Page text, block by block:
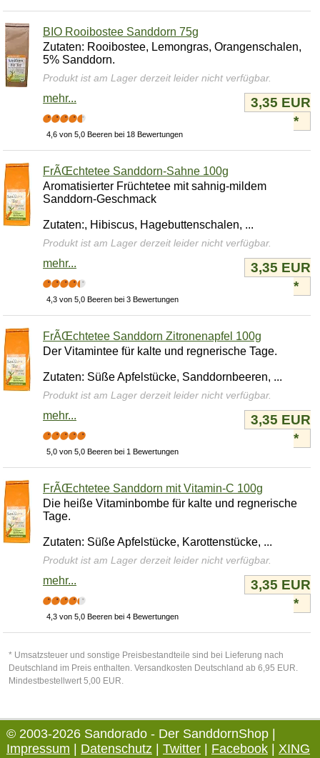
BIO Rooibostee Sanddorn 75g
Zutaten: Rooibostee, Lemongras, Orangenschalen,
5% Sanddorn.
Produkt ist am Lager derzeit leider nicht verfügbar.
mehr...
4,6 von 5,0 Beeren bei 18 Bewertungen
3,35 EUR
*
FrÃŒchtetee Sanddorn-Sahne 100g
Aromatisierter Früchtetee mit sahnig-mildem
Sanddorn-Geschmack
Zutaten:, Hibiscus, Hagebuttenschalen, ...
Produkt ist am Lager derzeit leider nicht verfügbar.
mehr...
4,3 von 5,0 Beeren bei 3 Bewertungen
3,35 EUR
*
FrÃŒchtetee Sanddorn Zitronenapfel 100g
Der Vitamintee für kalte und regnerische Tage.
Zutaten: Süße Apfelstücke, Sanddornbeeren, ...
Produkt ist am Lager derzeit leider nicht verfügbar.
mehr...
5,0 von 5,0 Beeren bei 1 Bewertungen
3,35 EUR
*
FrÃŒchtetee Sanddorn mit Vitamin-C 100g
Die heiße Vitaminbombe für kalte und regnerische
Tage.
Zutaten: Süße Apfelstücke, Karottenstücke, ...
Produkt ist am Lager derzeit leider nicht verfügbar.
mehr...
4,3 von 5,0 Beeren bei 4 Bewertungen
3,35 EUR
*
* Umsatzsteuer und sonstige Preisbestandteile sind bei Lieferung nach
Deutschland im Preis enthalten. Versandkosten Deutschland ab 6,95 EUR.
Mindestbestellwert 5,00 EUR.
© 2003-2026 Sandorado - Der SanddornShop |
Impressum | Datenschutz | Twitter | Facebook | XING